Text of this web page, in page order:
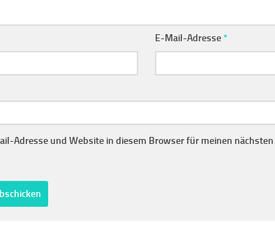
E-Mail-Adresse*
Adresse und Website in diesem Browser für meinen